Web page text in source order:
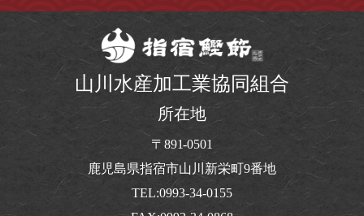
山川水産加工業協同組合
所在地
〒891-0501
鹿児島県指宿市山川新栄町9番地
TEL:0993-34-0155